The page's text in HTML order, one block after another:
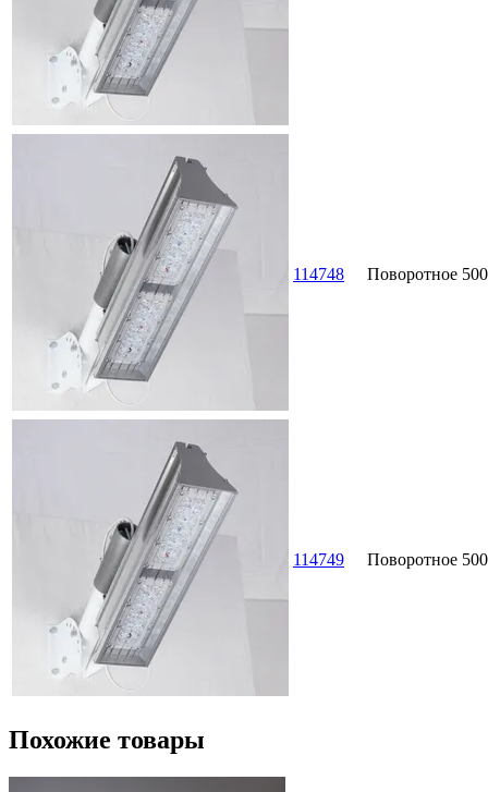
114748 Поворотное
114749 Поворотное
Похожие товары